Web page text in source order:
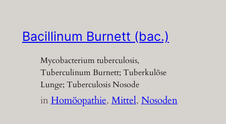
Bacillinum Burnett (bac.)
Mycobacterium tuberculosis,
Tuberculinum Burnett; Tuberkulöse
Lunge; Tuberculosis Nosode
inHomöopathie, Mittel, Nosoden